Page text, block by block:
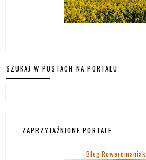
SZUKAJ W POSTACH NA PORTALU
ZAPRZYJAŹNIONE PORTALE
Blog Roweromaniak